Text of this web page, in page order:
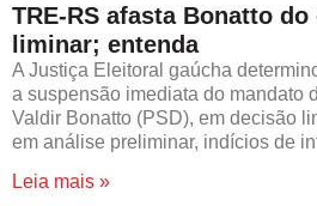
TRE-RS afasta Bonatto
liminar; entenda
A Justiça Eleitoral gaúcha
a suspensão imediata do mandato
Valdir Bonatto (PSD), em decisão
em análise preliminar, indícios de
Leia mais »